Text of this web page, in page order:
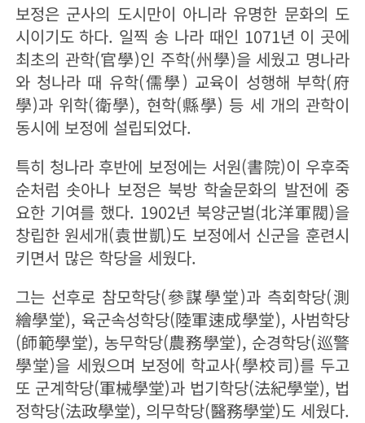
보정은 군사의 도시만이 아니라 유명한 문화의 도
시이기도 하다. 일찍 송 나라 때인 1071년 이 곳에
최초의 관학(官學)인 주학(州學)을 세웠고 명나라
와 청나라 때 유학(儒學) 교육이 성행해 부학(府
學)과 위학(衛學), 현학(縣學) 등 세 개의 관학이
동시에 보정에 설립되었다.
특히 청나라 후반에 보정에는 서원(書院)이 우후죽
순처럼 솟아나 보정은 북방 학술문화의 발전에 중
요한 기여를 했다. 1902년 북양군벌(北洋軍閥)을
창립한 원세개(袁世凱)도 보정에서 신군을 훈련시
키면서 많은 학당을 세웠다.
그는 선후로 참모학당(參謀學堂)과 측회학당(測
繪學堂), 육군속성학당(陸軍速成學堂), 사범학당
(師範學堂), 농무학당(農務學堂), 순경학당(巡警
學堂)을 세웠으며 보정에 학교사(學校司)를 두고
또 군계학당(軍械學堂)과 법기학당(法紀學堂), 법
정학당(法政學堂), 의무학당(醫務學堂)도 세웠다.